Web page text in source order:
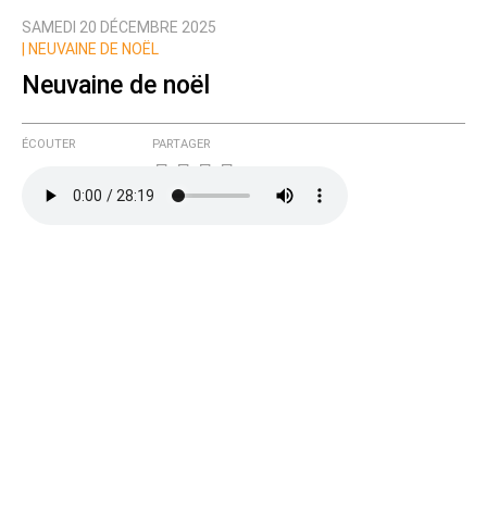
SAMEDI 20 DÉCEMBRE 2025
NEUVAINE DE NOËL
Neuvaine de noël
ÉCOUTER PARTAGER